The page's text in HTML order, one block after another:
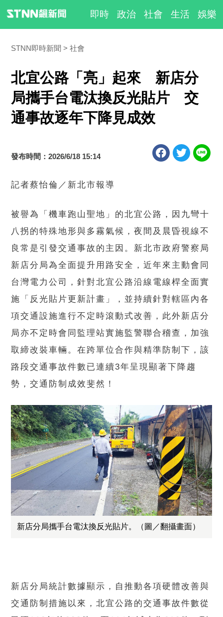
即時 政治 社會 生活 娛樂
STNN即時新聞 社會
北宜公路「亮」起來 新店分
局攜手台電汰換反光貼片 交
通事故逐年下降見成效
發布時間：2026/6/18 15:14
記者蔡怡倫／新北市報導
被譽為「機車跑山聖地」的北宜公路，因九彎十
八拐的特殊地形與多霧氣候，夜間及晨昏視線不
良常是引發交通事故的主因。新北市政府警察局
新店分局為全面提升用路安全，近年來主動會同
台灣電力公司，針對北宜公路沿線電線桿全面實
施「反光貼片更新計畫」，並持續針對轄區內各
項交通設施進行不定時滾動式改善，此外新店分
局亦不定時會同監理站實施監警聯合稽查，加強
取締改裝車輛。在跨單位合作與精準防制下，該
路段交通事故件數已連續3年呈現顯著下降趨
勢，交通防制成效斐然！
新店分局攜手台電汰換反光貼片。（圖／翻攝畫面）
新店分局統計數據顯示，自推動各項硬體改善與
交通防制措施以來，北宜公路的交通事故件數從